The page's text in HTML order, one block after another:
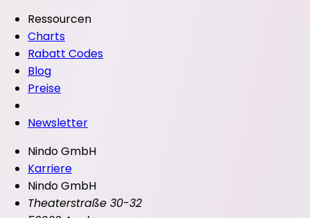
Ressourcen
Charts
Rabatt Codes
Blog
Preise
Newsletter
Nindo GmbH
Karriere
Nindo GmbH
Theaterstraße 30-32